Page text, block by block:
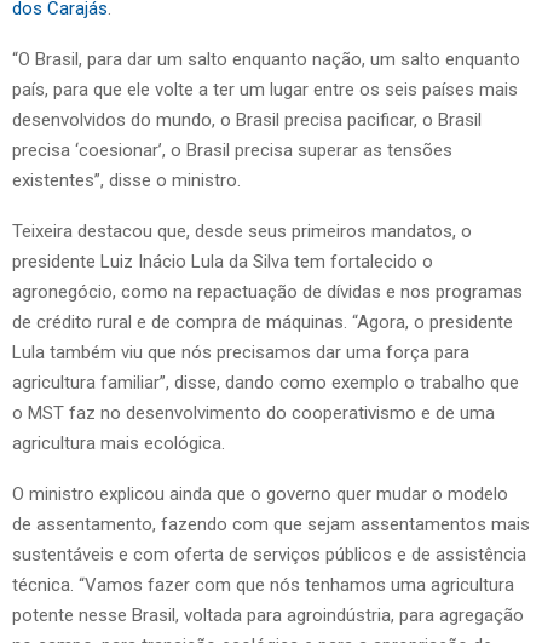
dos Carajás
“O Brasil, para dar um salto enquanto nação, um salto enquanto
país, para que ele volte a ter um lugar entre os seis países mais
desenvolvidos do mundo, o Brasil precisa pacificar, o Brasil
precisa ‘coesionar’, o Brasil precisa superar as tensões
existentes”, disse o ministro.
Teixeira destacou que, desde seus primeiros mandatos, o
presidente Luiz Inácio Lula da Silva tem fortalecido o
agronegócio, como na repactuação de dívidas e nos programas
de crédito rural e de compra de máquinas. “Agora, o presidente
Lula também viu que nós precisamos dar uma força para
agricultura familiar”, disse, dando como exemplo o trabalho que
o MST faz no desenvolvimento do cooperativismo e de uma
agricultura mais ecológica.
O ministro explicou ainda que o governo quer mudar o modelo
de assentamento, fazendo com que sejam assentamentos mais
sustentáveis e com oferta de serviços públicos e de assistência
técnica. “Vamos fazer com que nós tenhamos uma agricultura
potente nesse Brasil, voltada para agroindústria, para agregação